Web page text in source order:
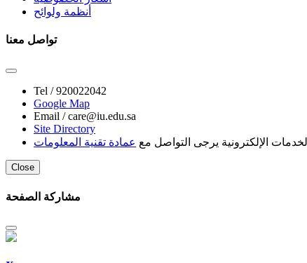
أنظمة ولوائح
تواصل معنا
Tel /920022042
Google Map
Email /care@iu.edu.sa
Site Directory
الإلكترونية يرجى التواصل مع عمادة تقنية المعلومات
Close
مشاركة الصفحة